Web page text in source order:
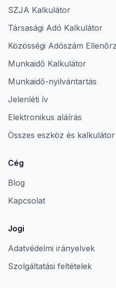
SZJA Kalkulátor
Társasági Adó Kalkulátor
Közösségi Adószám
Munkaidő Kalkulátor
Munkaidő-nyilvántartás
Jelenléti ív
Elektronikus aláírás
Összes eszköz és kalkulátor
Cég
Blog
Kapcsolat
Jogi
Adatvédelmi irányelvek
Szolgáltatási feltételek